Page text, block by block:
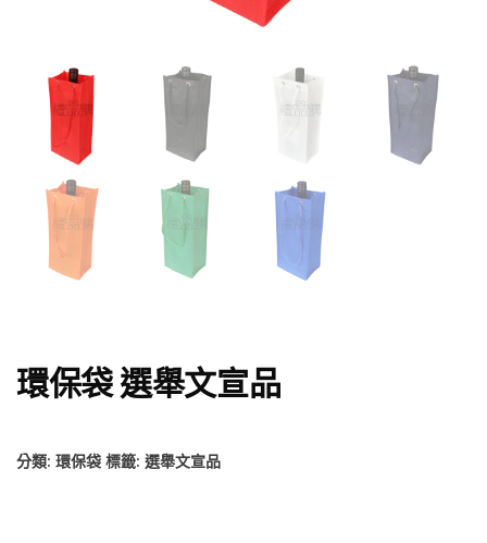
環保袋 選舉文宣品
分類: 環保袋 標籤: 選舉文宣品